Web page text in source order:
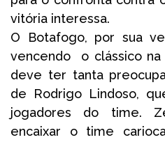
vitória interessa.
O Botafogo, por sua
vencendo o clássico na
deve ter tanta
de Rodrigo Lindoso,
jogadores do time.
encaixar o time